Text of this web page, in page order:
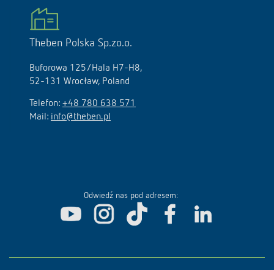
Theben Polska Sp.zo.o.
Buforowa 125/Hala H7-H8,
52-131 Wrocław, Poland
Telefon: +48 780 638 571
Mail: info@theben.pl
Odwiedź nas pod adresem: